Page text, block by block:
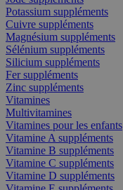
Potassium suppléments
Cuivre suppléments
Magnésium suppléments
Sélénium suppléments
Silicium suppléments
Fer suppléments
Zinc suppléments
Vitamines
Multivitamines
Vitamines pour les enfants
Vitamine A suppléments
Vitamine B suppléments
Vitamine C suppléments
Vitamine D suppléments